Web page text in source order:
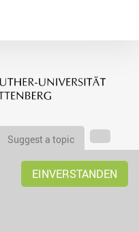
Suggest a topic
EINVERSTANDEN